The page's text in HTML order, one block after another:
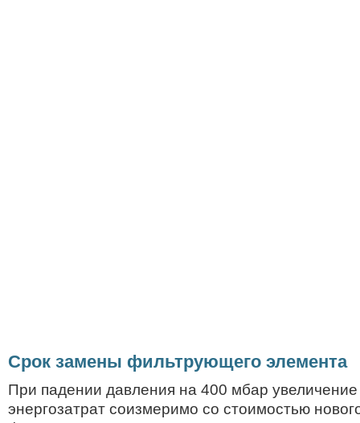
Срок замены фильтрующего элемента
При падении давления на 400 мбар увеличение
энергозатрат соизмеримо со стоимостью